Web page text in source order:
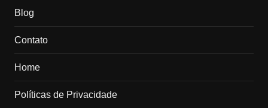
Blog
Contato
Home
Políticas de Privacidade